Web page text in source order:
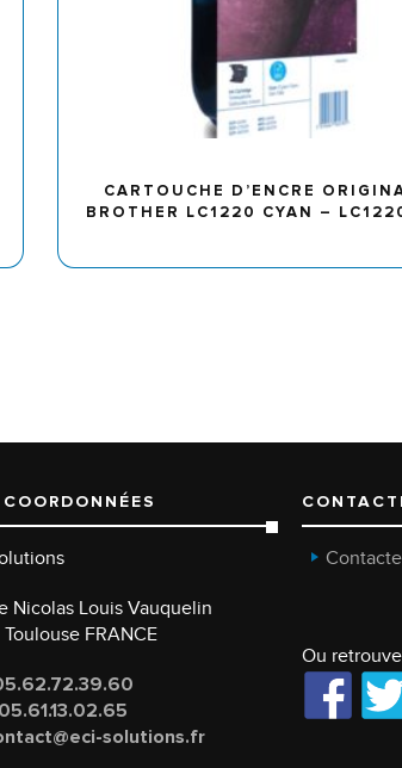
CARTOUCHE D’ENCRE
BROTHER LC1220 CYAN –
Nicolas Louis Vauquelin
Toulouse FRANCE
05.61.13.02.65
solutions.fr
Ou